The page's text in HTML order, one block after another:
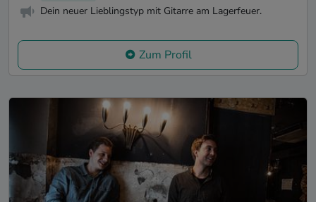
Dein neuer Lieblingstyp mit Gitarre am Lagerfeuer.
Zum Profil